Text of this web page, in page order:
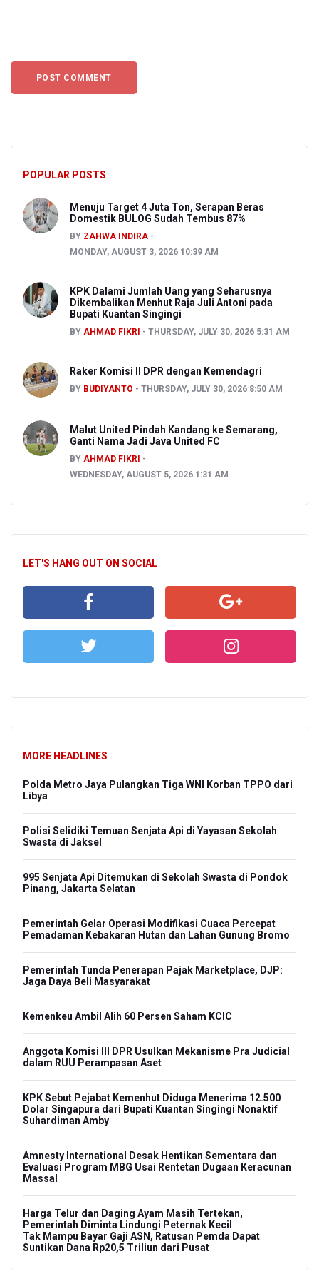
POPULAR POSTS
Menuju Target 4 Juta Ton, Serapan Beras
Domestik BULOG Sudah Tembus 87%
BY ZAHWA INDIRA
MONDAY, AUGUST 3, 2026 10:39 AM
KPK Dalami Jumlah Uang yang Seharusnya
Dikembalikan Menhut Raja Juli Antoni pada
Bupati Kuantan Singingi
BY AHMAD FIKRI THURSDAY, JULY 30, 2026 5:31 AM
Raker Komisi II DPR dengan Kemendagri
BY BUDIYANTO THURSDAY, JULY 30, 2026 8:50 AM
Malut United Pindah Kandang ke Semarang,
Ganti Nama Jadi Java United FC
BY AHMAD FIKRI
WEDNESDAY, AUGUST 5, 2026 1:31 AM
LET'S HANG OUT ON SOCIAL
MORE HEADLINES
Polda Metro Jaya Pulangkan Tiga WNI Korban TPPO dari
Libya
Polisi Selidiki Temuan Senjata Api di Yayasan Sekolah
Swasta di Jaksel
995 Senjata Api Ditemukan di Sekolah Swasta di Pondok
Pinang, Jakarta Selatan
Pemerintah Gelar Operasi Modifikasi Cuaca Percepat
Pemadaman Kebakaran Hutan dan Lahan Gunung Bromo
Pemerintah Tunda Penerapan Pajak Marketplace, DJP:
Jaga Daya Beli Masyarakat
Kemenkeu Ambil Alih 60 Persen Saham KCIC
Anggota Komisi III DPR Usulkan Mekanisme Pra Judicial
dalam RUU Perampasan Aset
KPK Sebut Pejabat Kemenhut Diduga Menerima 12.500
Dolar Singapura dari Bupati Kuantan Singingi Nonaktif
Suhardiman Amby
Amnesty International Desak Hentikan Sementara dan
Evaluasi Program MBG Usai Rentetan Dugaan Keracunan
Massal
Harga Telur dan Daging Ayam Masih Tertekan,
Pemerintah Diminta Lindungi Peternak Kecil
Tak Mampu Bayar Gaji ASN, Ratusan Pemda Dapat
Suntikan Dana Rp20,5 Triliun dari Pusat